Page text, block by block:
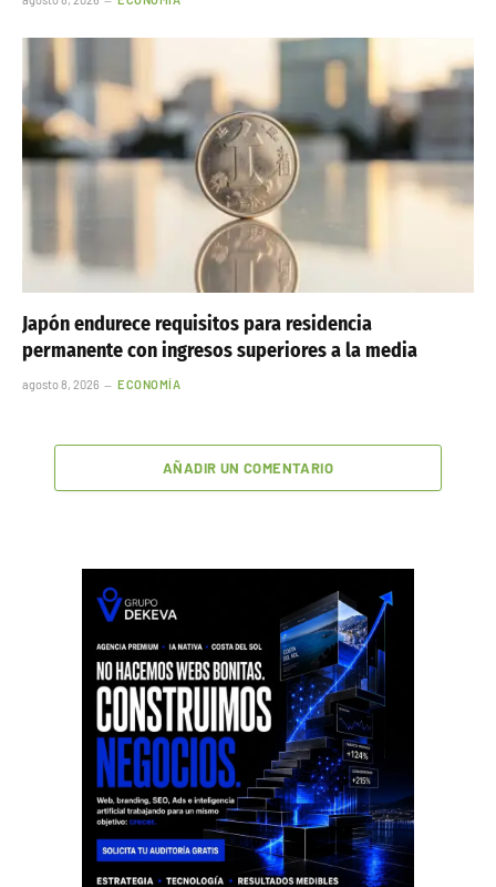
Japón endurece requisitos para residencia
permanente con ingresos superiores a la media
agosto 8, 2026 ECONOMÍA
AÑADIR UN COMENTARIO